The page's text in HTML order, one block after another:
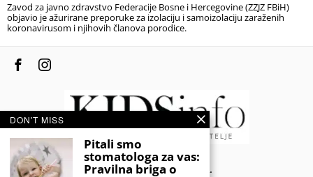
Zavod za javno zdravstvo Federacije Bosne i Hercegovine (ZZJZ FBiH)
objavio je ažurirane preporuke za izolaciju i samoizolaciju zaraženih
koronavirusom i njihovih članova porodice.
© 2020 - KIDSINFO.BA.
DON'T MISS
Pitali smo
stomatologa za vas:
Pravilna briga o